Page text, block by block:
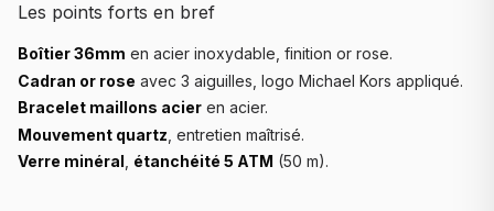
Les points forts en bref
Boîtier 36mm en acier inoxydable, finition or rose.
Cadran or rose avec 3 aiguilles, logo Michael Kors appliqué.
Bracelet maillons acier en acier.
Mouvement quartz , entretien maîtrisé.
Verre minéral étanchéité 5 ATM (50 m).